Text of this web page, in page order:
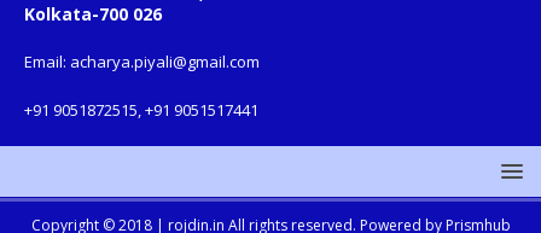
Kolkata-700 026
Email: acharya.piyali@gmail.com
+91 9051872515, +91 9051517441
Copyright © 2018 | rojdin.in All rights reserved. Powered by Prismhub